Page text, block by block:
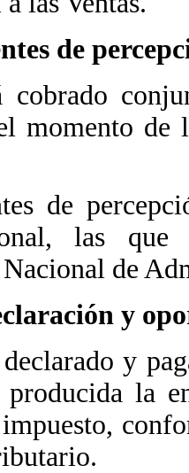
de
cobrado
momento
de
las
Nacional de
y
y
producida la